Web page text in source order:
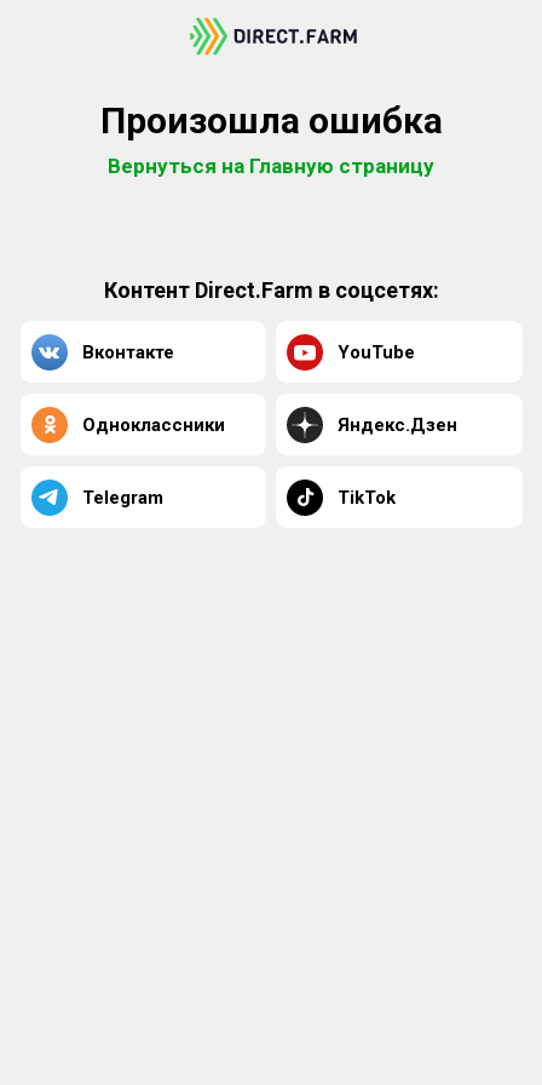
Произошла ошибка
Вернуться на Главную страницу
Контент Direct.Farm в соцсетях:
Вконтакте YouTube
Одноклассники Яндекс.Дзен
Telegram TikTok